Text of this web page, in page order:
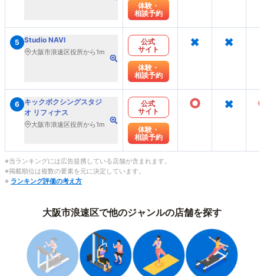
体験・
相談予約
5 Studio NAVI
大阪市浪速区役所から1m
公式
サイト
体験・
相談予約
× ×
6 キックボクシングスタジ
オ リフィナス
大阪市浪速区役所から1m
公式
サイト
体験・
相談予約
○ ×
※当ランキングには広告提携している店舗が含まれます。
※掲載順位は複数の要素を元に決定しています。
※ ランキング評価の考え方
大阪市浪速区で他のジャンルの店舗を探す